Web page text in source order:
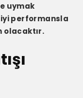
uymak
performansla
olacaktır.